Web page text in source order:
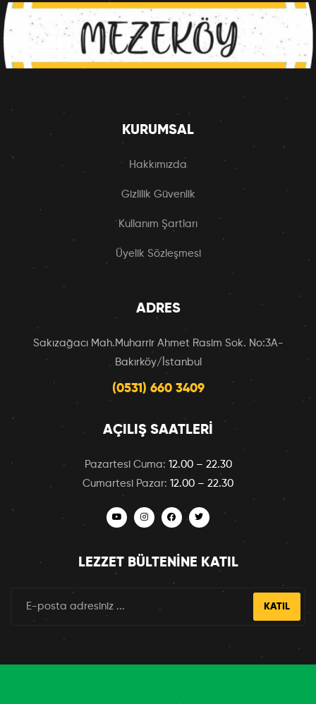
KURUMSAL
Hakkımızda
Gizlilik Güvenlik
Kullanım Şartları
Üyelik Sözleşmesi
ADRES
Sakızağacı Mah.Muharrir Ahmet Rasim Sok. No:3A-
Bakırköy/İstanbul
(0531) 660 3409
AÇILIŞ SAATLERI
Pazartesi Cuma: 12.00 – 22.30
Cumartesi Pazar: 12.00 – 22.30
LEZZET BÜLTENINE KATIL
KATIL